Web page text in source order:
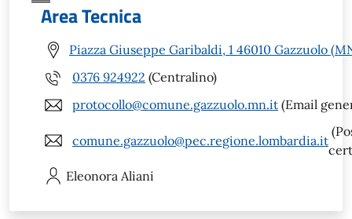
Area Tecnica
Piazza Giuseppe Garibaldi, 1 46010 Gazzuolo
0376 924922 (Centralino)
protocollo@comune.gazzuolo.mn.it (Email
comune.gazzuolo@pec.regione.lombardia.it
Eleonora Aliani